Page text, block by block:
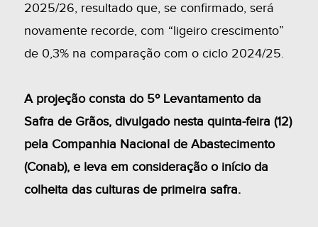
2025/26, resultado que, se confirmado, será
novamente recorde, com “ligeiro crescimento”
de 0,3% na comparação com o ciclo 2024/25.
A projeção consta do 5º Levantamento da
Safra de Grãos, divulgado nesta quinta-feira (12)
pela Companhia Nacional de Abastecimento
(Conab), e leva em consideração o início da
colheita das culturas de primeira safra.